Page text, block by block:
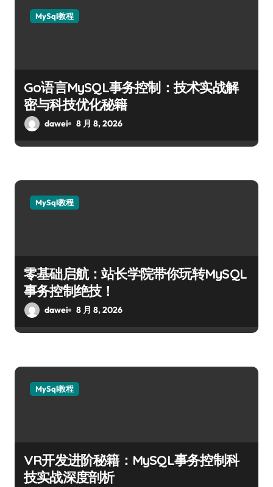
MySql教程
Go语言MySQL事务控制：技术实战解
密与科技优化秘籍
dawei 8 月 8, 2026
MySql教程
零基础启航：站长学院带你玩转MySQL
事务控制绝技！
dawei 8 月 8, 2026
MySql教程
VR开发进阶秘籍：MySQL事务控制科
技实战深度剖析